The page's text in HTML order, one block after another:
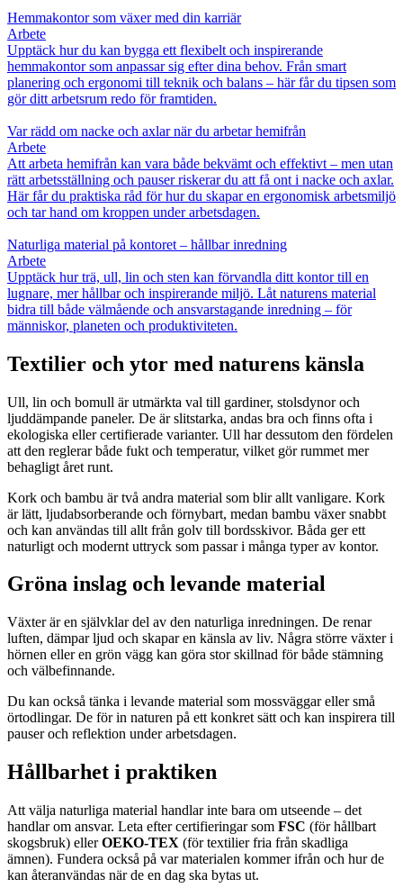
Hemmakontor som växer med din karriär
Arbete
Upptäck hur du kan bygga ett flexibelt och inspirerande
hemmakontor som anpassar sig efter dina behov. Från smart
planering och ergonomi till teknik och balans – här får du tipsen som
gör ditt arbetsrum redo för framtiden.
Var rädd om nacke och axlar när du arbetar hemifrån
Arbete
Att arbeta hemifrån kan vara både bekvämt och effektivt – men utan
rätt arbetsställning och pauser riskerar du att få ont i nacke och axlar.
Här får du praktiska råd för hur du skapar en ergonomisk arbetsmiljö
och tar hand om kroppen under arbetsdagen.
Naturliga material på kontoret – hållbar inredning
Arbete
Upptäck hur trä, ull, lin och sten kan förvandla ditt kontor till en
lugnare, mer hållbar och inspirerande miljö. Låt naturens material
bidra till både välmående och ansvarstagande inredning – för
människor, planeten och produktiviteten.
Textilier och ytor med naturens känsla
Ull, lin och bomull är utmärkta val till gardiner, stolsdynor och
ljuddämpande paneler. De är slitstarka, andas bra och finns ofta i
ekologiska eller certifierade varianter. Ull har dessutom den fördelen
att den reglerar både fukt och temperatur, vilket gör rummet mer
behagligt året runt.
Kork och bambu är två andra material som blir allt vanligare. Kork
är lätt, ljudabsorberande och förnybart, medan bambu växer snabbt
och kan användas till allt från golv till bordsskivor. Båda ger ett
naturligt och modernt uttryck som passar i många typer av kontor.
Gröna inslag och levande material
Växter är en självklar del av den naturliga inredningen. De renar
luften, dämpar ljud och skapar en känsla av liv. Några större växter i
hörnen eller en grön vägg kan göra stor skillnad för både stämning
och välbefinnande.
Du kan också tänka i levande material som mossväggar eller små
örtodlingar. De för in naturen på ett konkret sätt och kan inspirera till
pauser och reflektion under arbetsdagen.
Hållbarhet i praktiken
Att välja naturliga material handlar inte bara om utseende – det
handlar om ansvar. Leta efter certifieringar som FSC (för hållbart
skogsbruk) ellerOEKO-TEX (för textilier fria från skadliga
ämnen). Fundera också på var materialen kommer ifrån och hur de
kan återanvändas när de en dag ska bytas ut.